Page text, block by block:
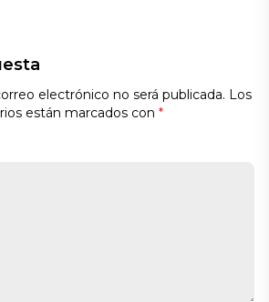
electrónico no será publicada. Los
están marcados con *